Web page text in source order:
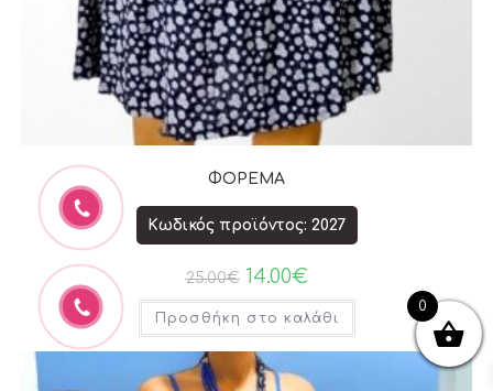
ΦΟΡΕΜΑ
Κωδικός προϊόντος: 2027
25.00€ 14.00€
Προσθήκη στο καλάθι
0